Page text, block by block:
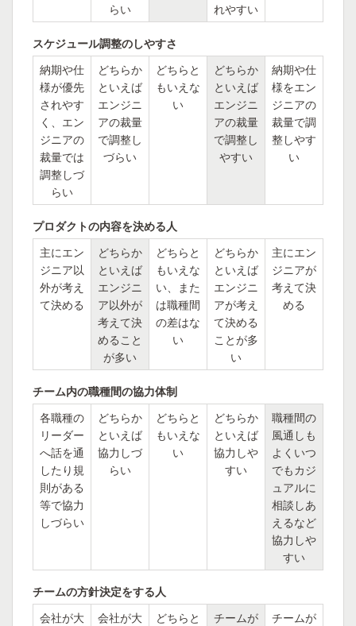
らい
れやすい
スケジュール調整のしやすさ
納期や仕
様が優先
されやす
く、エン
ジニアの
裁量では
調整しづ
らい
どちらか
といえば
エンジニ
アの裁量
で調整し
づらい
どちらと
もいえな
い
どちらか
といえば
エンジニ
アの裁量
で調整し
やすい
納期や仕
様をエン
ジニアの
裁量で調
整しやす
い
プロダクトの内容を決める人
主にエン
ジニア以
外が考え
て決める
どちらか
といえば
エンジニ
ア以外が
考えて決
めること
が多い
どちらと
もいえな
い、また
は職種間
の差はな
い
どちらか
といえば
エンジニ
アが考え
て決める
ことが多
い
主にエン
ジニアが
考えて決
める
チーム内の職種間の協力体制
各職種の
リーダー
へ話を通
したり規
則がある
等で協力
しづらい
どちらか
といえば
協力しづ
らい
どちらと
もいえな
い
どちらか
といえば
協力しや
すい
職種間の
風通しも
よくいつ
でもカジ
ュアルに
相談しあ
えるなど
協力しや
すい
チームの方針決定をする人
会社が大
会社が大
どちらと
チームが
チームが